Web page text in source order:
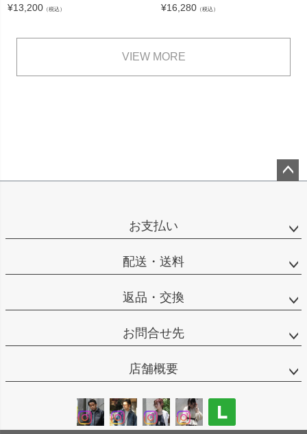
¥13,200 （税込） ¥16,280 （税込）
VIEW MORE
お支払い
配送・送料
返品・交換
お問合せ先
店舗概要